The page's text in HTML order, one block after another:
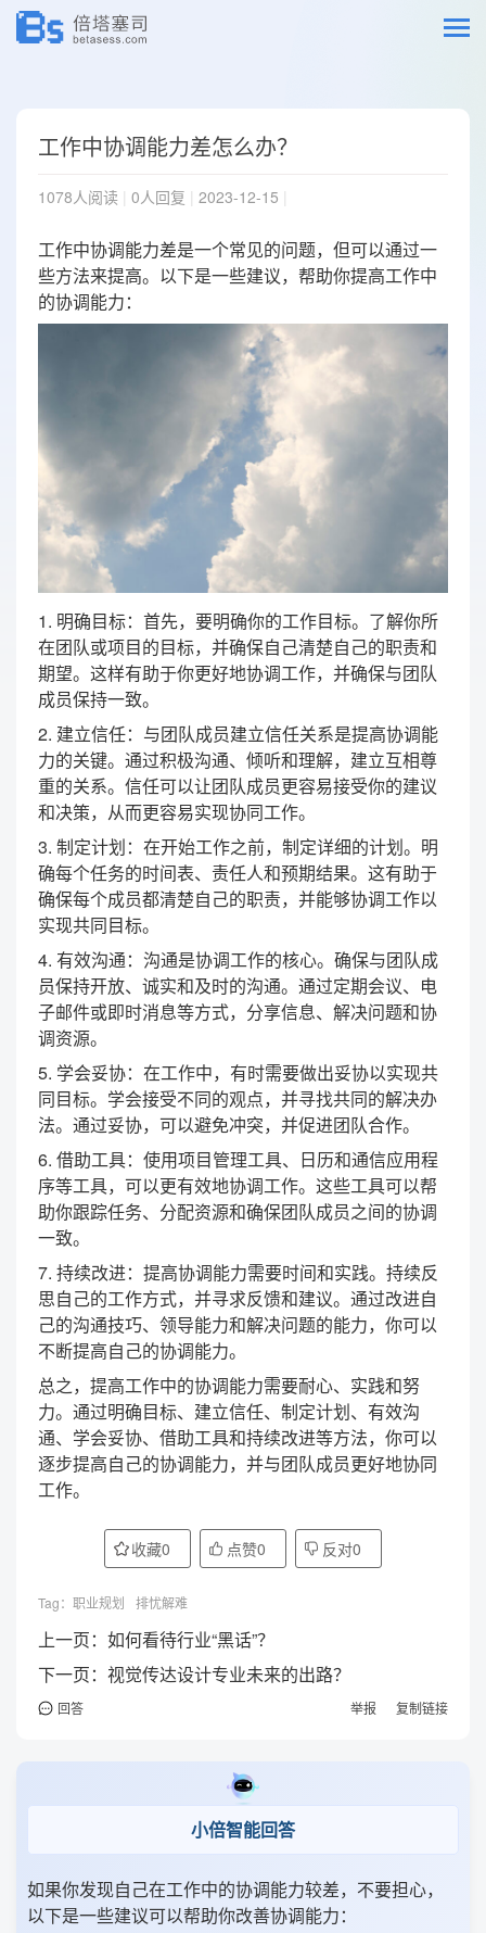
工作中协调能力差怎么办？
1078人阅读 0人回复 2023-12-15
工作中协调能力差是一个常见的问题，但可以通过一
些方法来提高。以下是一些建议，帮助你提高工作中
的协调能力：
1. 明确目标：首先，要明确你的工作目标。了解你所
在团队或项目的目标，并确保自己清楚自己的职责和
期望。这样有助于你更好地协调工作，并确保与团队
成员保持一致。
2. 建立信任：与团队成员建立信任关系是提高协调能
力的关键。通过积极沟通、倾听和理解，建立互相尊
重的关系。信任可以让团队成员更容易接受你的建议
和决策，从而更容易实现协同工作。
3. 制定计划：在开始工作之前，制定详细的计划。明
确每个任务的时间表、责任人和预期结果。这有助于
确保每个成员都清楚自己的职责，并能够协调工作以
实现共同目标。
4. 有效沟通：沟通是协调工作的核心。确保与团队成
员保持开放、诚实和及时的沟通。通过定期会议、电
子邮件或即时消息等方式，分享信息、解决问题和协
调资源。
5. 学会妥协：在工作中，有时需要做出妥协以实现共
同目标。学会接受不同的观点，并寻找共同的解决办
法。通过妥协，可以避免冲突，并促进团队合作。
6. 借助工具：使用项目管理工具、日历和通信应用程
序等工具，可以更有效地协调工作。这些工具可以帮
助你跟踪任务、分配资源和确保团队成员之间的协调
一致。
7. 持续改进：提高协调能力需要时间和实践。持续反
思自己的工作方式，并寻求反馈和建议。通过改进自
己的沟通技巧、领导能力和解决问题的能力，你可以
不断提高自己的协调能力。
总之，提高工作中的协调能力需要耐心、实践和努
力。通过明确目标、建立信任、制定计划、有效沟
通、学会妥协、借助工具和持续改进等方法，你可以
逐步提高自己的协调能力，并与团队成员更好地协同
工作。
收藏0 点赞0 反对0
Tag： 职业规划 排忧解难
上一页： 如何看待行业“黑话”？
下一页： 视觉传达设计专业未来的出路？
回答 举报 复制链接
小倍智能回答
如果你发现自己在工作中的协调能力较差，不要担心，
以下是一些建议可以帮助你改善协调能力：